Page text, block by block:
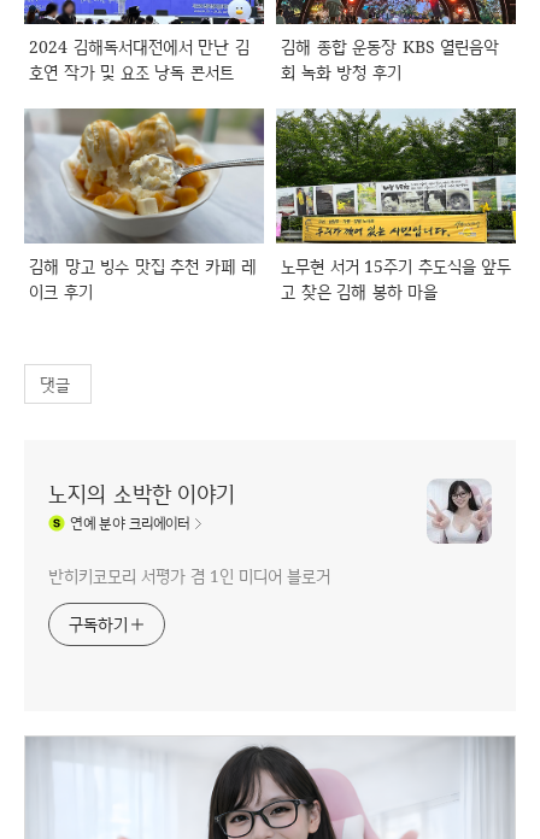
2024 김해독서대전에서 만난 김
호연 작가 및 요조 낭독 콘서트
김해 종합 운동장 KBS 열린음악
회 녹화 방청 후기
김해 망고 빙수 맛집 추천 카페 레
이크 후기
노무현 서거 15주기 추도식을 앞두
고 찾은 김해 봉하 마을
댓글
노지의 소박한 이야기
연예분야 크리에이터
반히키코모리 서평가 겸 1인 미디어 블로거
구독하기